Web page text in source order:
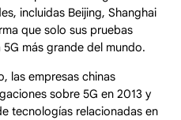
incluidas Beijing, Shanghai
que solo sus pruebas
más grande del mundo.
las empresas chinas
sobre 5G en 2013 y
tecnologías relacionadas en